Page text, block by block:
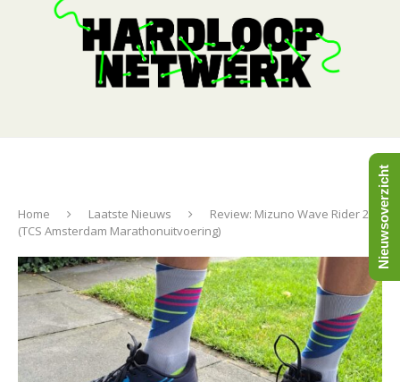
Home Laatste Nieuws
Review: Mizuno Wave Rider 29
(TCS Amsterdam Marathonuitvoering)
Nieuwsoverzicht